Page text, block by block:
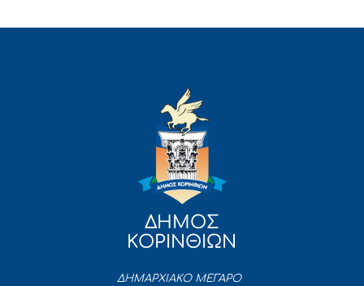
ΔΗΜΟΣ
ΚΟΡΙΝΘΙΩΝ
ΔΗΜΑΡΧΙΑΚΟ ΜΕΓΑΡΟ